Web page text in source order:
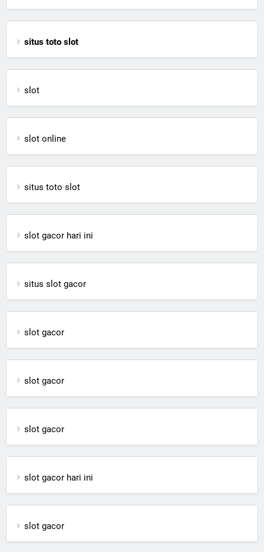
situs toto slot
slot
slot online
situs toto slot
slot gacor hari ini
situs slot gacor
slot gacor
slot gacor
slot gacor
slot gacor hari ini
slot gacor